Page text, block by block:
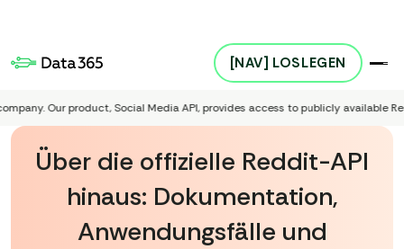
Our product, Social Media API, provides access to publicly available
[NAV] LOSLEGEN
Über die offizielle Reddit-API
hinaus: Dokumentation,
Anwendungsfälle und